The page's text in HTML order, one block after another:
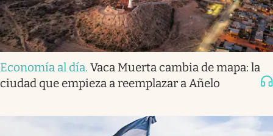
Economía al día. Vaca Muerta cambia de mapa: la
ciudad que empieza a reemplazar a Añelo